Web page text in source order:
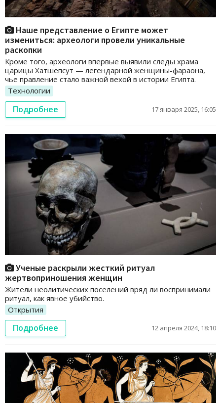
Наше представление о Египте может
измениться: археологи провели уникальные
раскопки
Кроме того, археологи впервые выявили следы храма
царицы Хатшепсут — легендарной женщины-фараона,
чье правление стало важной вехой в истории Египта.
Технологии
Подробнее 17 января 2025, 16:05
Ученые раскрыли жесткий ритуал
жертвоприношения женщин
Жители неолитических поселений вряд ли воспринимали
ритуал, как явное убийство.
Открытия
Подробнее 12 апреля 2024, 18:10